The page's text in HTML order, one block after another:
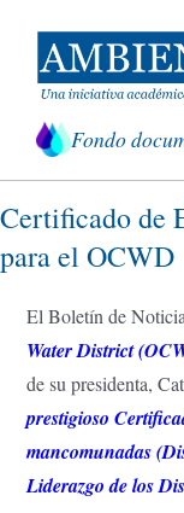
contenido
Fondo
Certificado de
para el OCWD
El Boletín de
Water District
de su presidenta,
prestigioso
mancomunadas
Liderazgo de los